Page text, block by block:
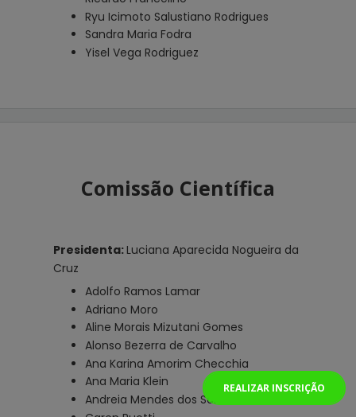
Ryu Icimoto Salustiano Rodrigues
Sandra Maria Fodra
Yisel Vega Rodriguez
Comissão Científica
Presidenta: Luciana Aparecida Nogueira da
Cruz
Adolfo Ramos Lamar
Adriano Moro
Aline Morais Mizutani Gomes
Alonso Bezerra de Carvalho
Ana Karina Amorim Checchia
Ana Maria Klein
Andreia Mendes dos Santos
REALIZAR INSCRIÇÃO